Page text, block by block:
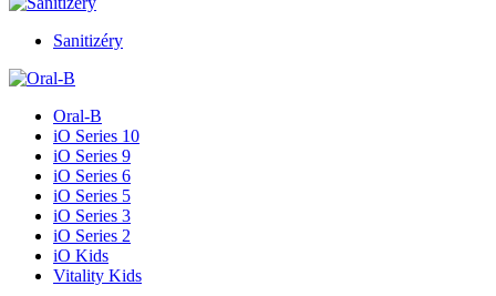
Sanitizéry
Oral-B
iO Series 10
iO Series 9
iO Series 6
iO Series 5
iO Series 3
iO Series 2
iO Kids
Vitality Kids